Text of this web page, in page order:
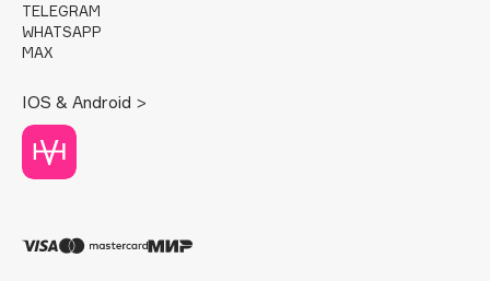
Eat My
Ecolatier
EGIA
Eigshow
Elemis
Ella Bartsueva Brushes
TELEGRAM
WHATSAPP
MAX
IOS & Android >